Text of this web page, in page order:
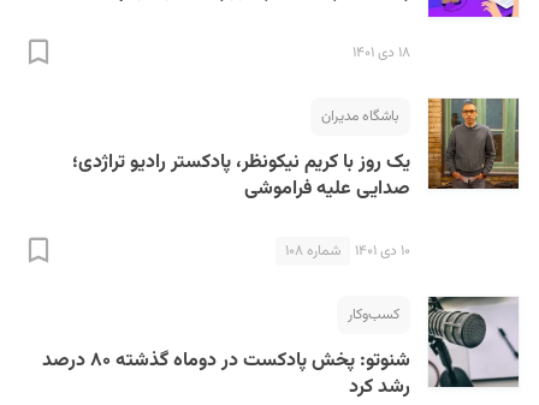
۱۸ دی ۱۴۰۱
باشگاه مدیران
یک روز با کریم نیکونظر، پادکستر رادیو تراژدی؛
صدایی علیه فراموشی
۱۰ دی ۱۴۰۱ شماره ۱۰۸
کسب‌و‌کار
شنوتو: پخش پادکست در دوماه گذشته ۸۰ درصد
رشد کرد